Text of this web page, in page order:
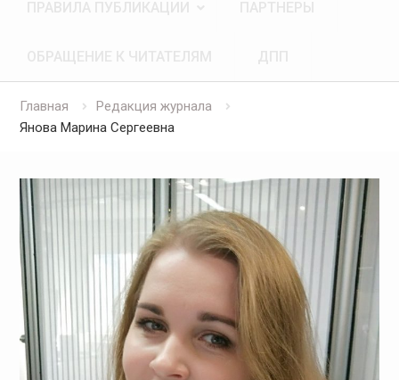
Главная
Редакция журнала
Янова Марина Сергеевна